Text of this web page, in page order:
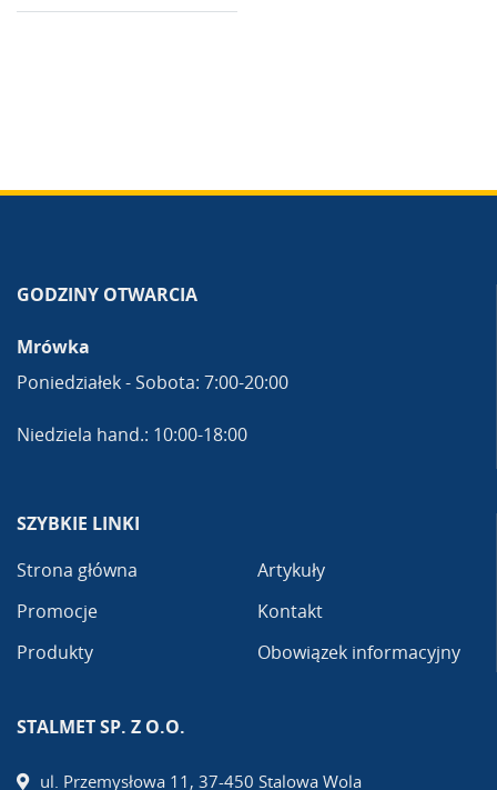
GODZINY OTWARCIA
Mrówka
Poniedziałek - Sobota: 7:00-20:00
Niedziela hand.: 10:00-18:00
SZYBKIE LINKI
Strona główna
Promocje
Produkty
Artykuły
Kontakt
Obowiązek informacyjny
STALMET SP. Z O.O.
ul. Przemysłowa 11, 37-450 Stalowa Wola